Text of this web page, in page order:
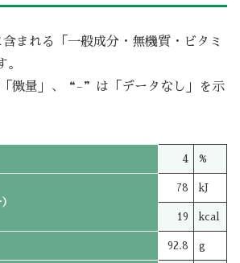
含まれる「一般成分・無機質・ビタミ
。
微量」、“-”は「データなし」を示
4 %
78 kJ
19 kcal
92.8 g